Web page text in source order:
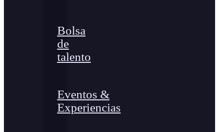
Bolsa
de
talento
Eventos &
Experiencias